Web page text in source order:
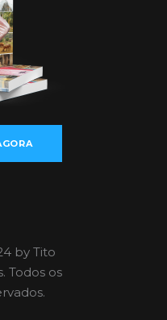
by Tito
Todos os